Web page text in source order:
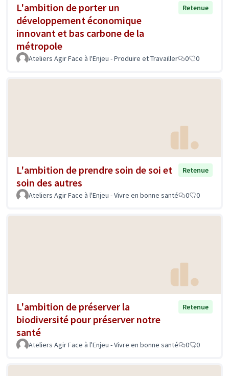
L'ambition de porter un
développement économique
innovant et bas carbone de la
métropole
Retenue
Ateliers Agir Face à l'Enjeu - Produire et Travailler 0 0
L'ambition de prendre soin de soi et
soin des autres
Retenue
Ateliers Agir Face à l'Enjeu - Vivre en bonne santé 0 0
L'ambition de préserver la
biodiversité pour préserver notre
santé
Retenue
Ateliers Agir Face à l'Enjeu - Vivre en bonne santé 0 0